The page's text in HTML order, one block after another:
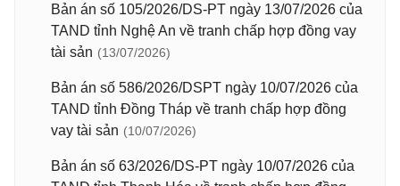
Bản án số 105/2026/DS-PT ngày 13/07/2026 của
TAND tỉnh Nghệ An về tranh chấp hợp đồng vay
tài sản (13/07/2026)
Bản án số 586/2026/DSPT ngày 10/07/2026 của
TAND tỉnh Đồng Tháp về tranh chấp hợp đồng
vay tài sản (10/07/2026)
Bản án số 63/2026/DS-PT ngày 10/07/2026 của